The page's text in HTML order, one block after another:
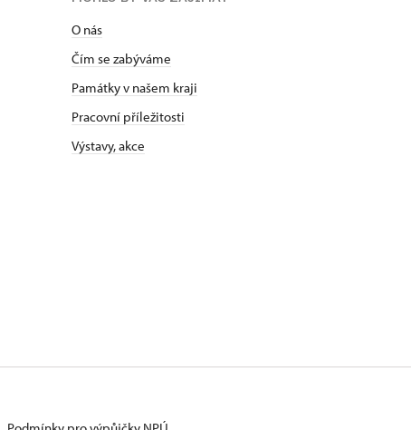
O nás
Čím se zabýváme
Památky v našem kraji
Pracovní příležitosti
Výstavy, akce